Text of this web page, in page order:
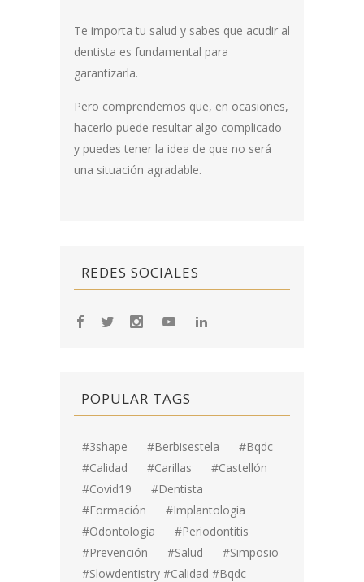
Te importa tu salud y sabes que acudir al
dentista es fundamental para
garantizarla.
Pero comprendemos que, en ocasiones,
hacerlo puede resultar algo complicado
y puedes tener la idea de que no será
una situación agradable.
REDES SOCIALES
POPULAR TAGS
#3shape #berbisestela
#bqdc
#calidad
#carillas
#Castellón
#covid19
#dentista
#formación
#implantologia
#odontologia
#periodontitis
#prevención
#salud
#simposio
#Slowdentistry #calidad #bqdc